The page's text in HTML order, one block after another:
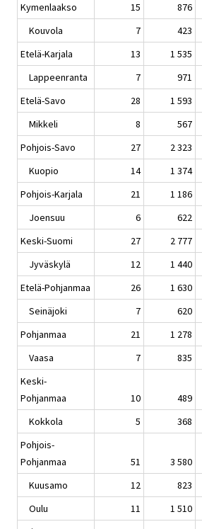
Kymenlaakso
15 876
Kouvola
7 423
Etelä-Karjala
13 1 535
Lappeenranta
7 971
Etelä-Savo
28 1 593
Mikkeli
8 567
Pohjois-Savo
27 2 323
Kuopio
14 1 374
Pohjois-Karjala
21 1 186
Joensuu
6 622
Keski-Suomi
27 2 777
Jyväskylä
12 1 440
Etelä-Pohjanmaa
26 1 630
Seinäjoki
7 620
Pohjanmaa
21 1 278
Vaasa
7 835
Keski-
Pohjanmaa
10 489
Kokkola
5 368
Pohjois-
Pohjanmaa
51 3 580
Kuusamo
12 823
Oulu
11 1 510